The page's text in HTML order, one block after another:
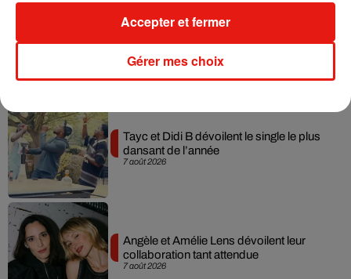
7 août 2026
Madonna sort enfin le remix de « Love
Sensation » avec Kylie Minogue
7 août 2026
Tayc et Didi B dévoilent le single le plus
dansant de l’année
7 août 2026
Angèle et Amélie Lens dévoilent leur
collaboration tant attendue
Gérer mes choix
Accepter et fermer